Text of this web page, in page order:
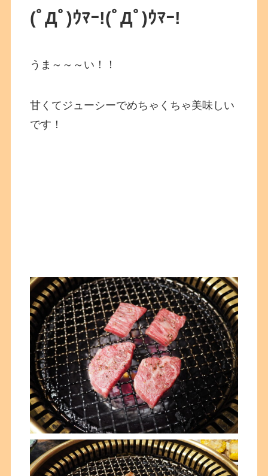
(ﾟДﾟ)ｳﾏｰ!(ﾟДﾟ)ｳﾏｰ!
うま～～～い！！
甘くてジューシーでめちゃくちゃ美味しい
です！